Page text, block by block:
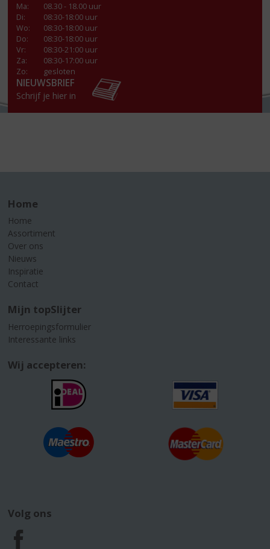
Ma:
08.30 - 18.00 uur
Di:
08:30-18:00 uur
Wo:
08:30-18:00 uur
Do:
08:30-18:00 uur
Vr:
08:30-21:00 uur
Za:
08:30-17:00 uur
Zo:
gesloten
NIEUWSBRIEF
Schrijf je hier in
Home
Home
Assortiment
Over ons
Nieuws
Inspiratie
Contact
Mijn topSlijter
Herroepingsformulier
Interessante links
Wij accepteren:
Volg ons
F